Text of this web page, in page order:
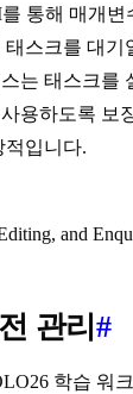
통해 매개변
스크를 대기
는 태스크를
용하도록 보
적입니다.
관리 #
학습 워